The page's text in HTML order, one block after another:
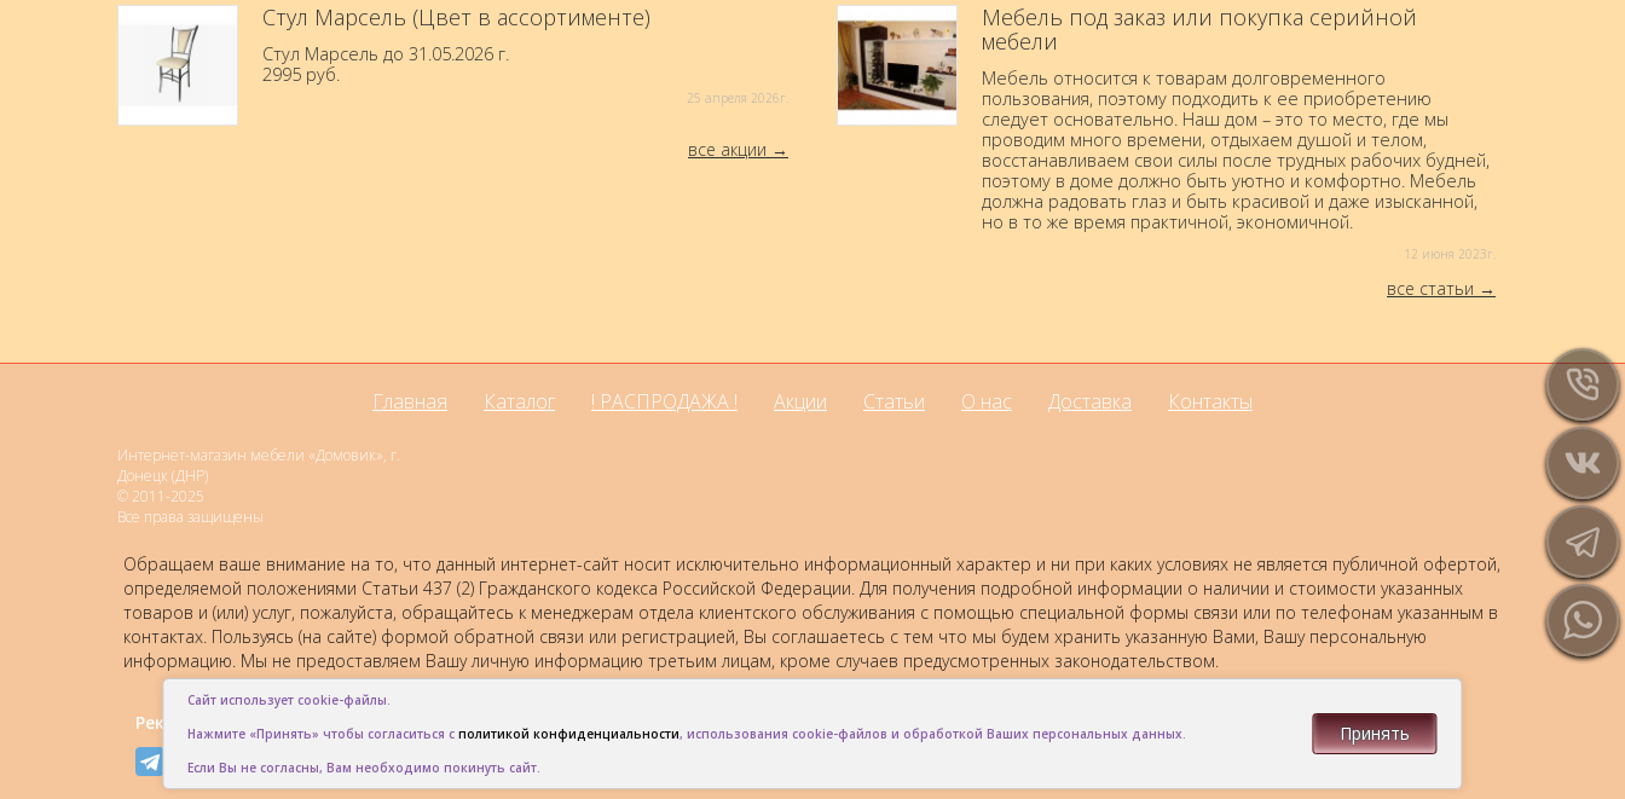
Стул Марсель (Цвет в ассортименте)
Стул Марсель до 31.05.2026 г.
2995 руб.
25 aпреля 2026г.
все акции
Мебель под заказ или покупка серийной
мебели
Мебель относится к товарам долговременного
пользования, поэтому подходить к ее приобретению
следует основательно. Наш дом – это то место, где мы
проводим много времени, отдыхаем душой и телом,
восстанавливаем свои силы после трудных рабочих будней,
поэтому в доме должно быть уютно и комфортно. Мебель
должна радовать глаз и быть красивой и даже изысканной,
но в то же время практичной, экономичной.
12 июня 2023г.
все статьи
Главная Каталог ! РАСПРОДАЖА ! Акции Статьи О нас Доставка Контакты
Интернет-магазин мебели «Домовик», г.
Донецк (ДНР)
© 2011-2025
Все права защищены
Обращаем ваше внимание на то, что данный интернет-сайт носит исключительно информационный характер и ни при каких условиях не является публичной офертой,
определяемой положениями Статьи 437 (2) Гражданского кодекса Российской Федерации. Для получения подробной информации о наличии и стоимости указанных
товаров и (или) услуг, пожалуйста, обращайтесь к менеджерам отдела клиентского обслуживания с помощью специальной формы связи или по телефонам указанным в
контактах. Пользуясь (на сайте) формой обратной связи или регистрацией, Вы соглашаетесь с тем что мы будем хранить указанную Вами, Вашу персональную
информацию. Мы не предоставляем Вашу личную информацию третьим лицам, кроме случаев предусмотренных законодательством.
Рекомендовать друзьям:
Сайт использует cookie-файлы.
Нажмите «Принять» чтобы согласиться сполитикой конфиденциальности, использования cookie-файлов и обработкой Ваших персональных данных.
Если Вы не согласны, Вам необходимо покинуть сайт.
Принять